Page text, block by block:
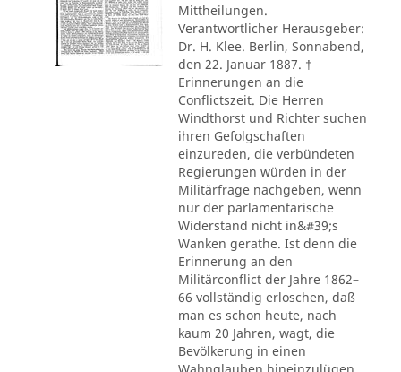
Mittheilungen.
Verantwortlicher Herausgeber:
Dr. H. Klee. Berlin, Sonnabend,
den 22. Januar 1887. †
Erinnerungen an die
Conflictszeit. Die Herren
Windthorst und Richter suchen
ihren Gefolgschaften
einzureden, die verbündeten
Regierungen würden in der
Militärfrage nachgeben, wenn
nur der parlamentarische
Widerstand nicht in&#39;s
Wanken gerathe. Ist denn die
Erinnerung an den
Militärconflict der Jahre 1862–
66 vollständig erloschen, daß
man es schon heute, nach
kaum 20 Jahren, wagt, die
Bevölkerung in einen